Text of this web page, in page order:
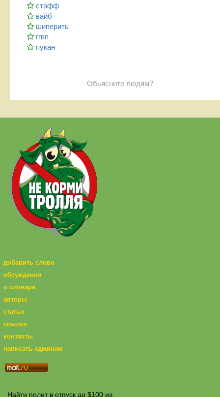
стафф
вайб
шиперить
ггвп
пукан
Обьясните людям?
добавить слово
обсуждения
о словаре
авторы
статьи
ссылки
контакты
написать админам
Найти полет в отпуск до $100 из: